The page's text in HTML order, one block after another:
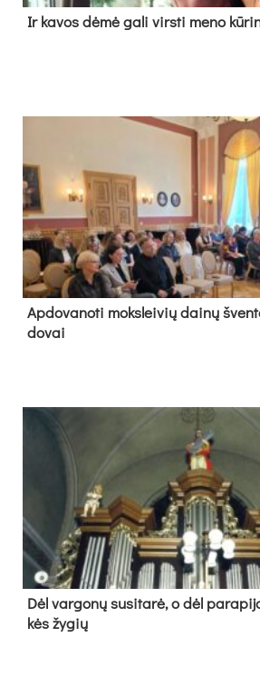
Ir ka­vos dė­mė ga­li virs­ti me­no
Ap­do­va­no­ti moks­lei­vių dai­nų
do­vai
Dėl var­go­nų su­si­ta­rė, o dėl
kės žy­gių